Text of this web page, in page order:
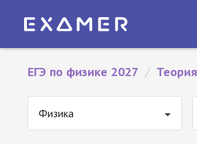
ЕГЭ по физике 2027 /
Физика